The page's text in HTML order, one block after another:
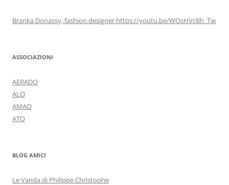
Branka Donassy, fashion designer https://youtu.be/WOsHVcBh_Tw
ASSOCIAZIONI
AERADO
ALO
AMAO
ATO
BLOG AMICI
Le Vanda di Philippe Christophe